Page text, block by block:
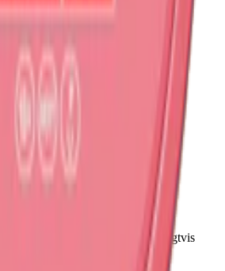
Strong
08:00 - 18:00 Vi svarar vanligtvis